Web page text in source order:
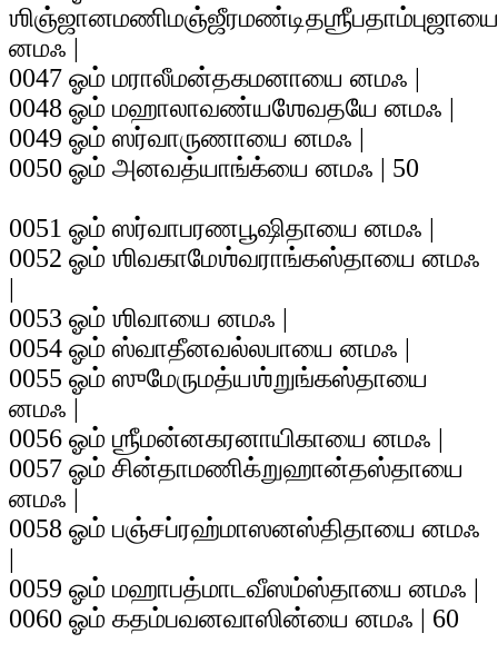
ஶிஞ்ஜானமணிமஞ்ஜீரமண்டிதஶ்ரீபதாம்புஜாயை
னமஃ |
0047 ஓம் மராலீமன்தகமனாயை னமஃ |
0048 ஓம் மஹாலாவண்யஶேவதயே னமஃ |
0049 ஓம் ஸர்வாருணாயை னமஃ |
0050 ஓம் அனவத்யாங்க்யை னமஃ | 50
0051 ஓம் ஸர்வாபரணபூஷிதாயை னமஃ |
0052 ஓம் ஶிவகாமேஶ்வராங்கஸ்தாயை னமஃ
|
0053 ஓம் ஶிவாயை னமஃ |
0054 ஓம் ஸ்வாதீனவல்லபாயை னமஃ |
0055 ஓம் ஸுமேருமத்யஶ்றுங்கஸ்தாயை
னமஃ |
0056 ஓம் ஶ்ரீமன்னகரனாயிகாயை னமஃ |
0057 ஓம் சின்தாமணிக்றுஹான்தஸ்தாயை
னமஃ |
0058 ஓம் பஞ்சப்ரஹ்மாஸனஸ்திதாயை னமஃ
|
0059 ஓம் மஹாபத்மாடவீஸம்ஸ்தாயை னமஃ |
0060 ஓம் கதம்பவனவாஸின்யை னமஃ | 60